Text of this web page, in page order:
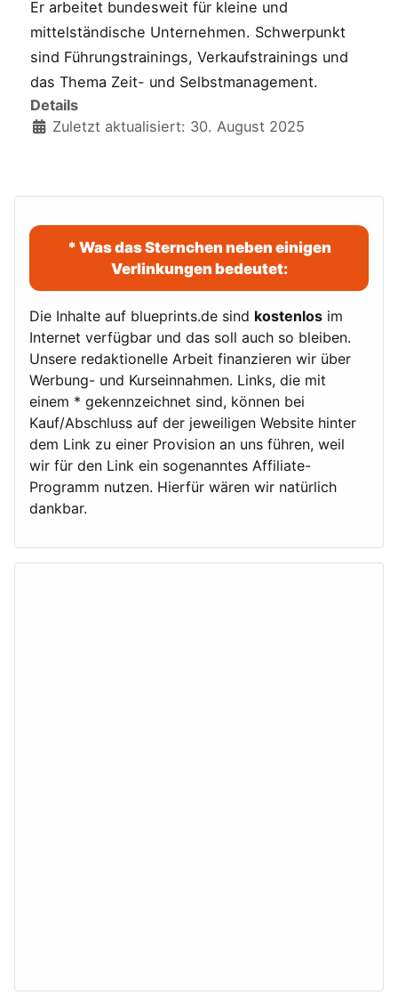
Er arbeitet bundesweit für kleine und
mittelständische Unternehmen. Schwerpunkt
sind Führungstrainings, Verkaufstrainings und
das Thema Zeit- und Selbstmanagement.
Details
Zuletzt aktualisiert: 30. August 2025
* Was das Sternchen neben einigen
Verlinkungen bedeutet:
Die Inhalte auf blueprints.de sind kostenlos im
Internet verfügbar und das soll auch so bleiben.
Unsere redaktionelle Arbeit finanzieren wir über
Werbung- und Kurseinnahmen. Links, die mit
einem * gekennzeichnet sind, können bei
Kauf/Abschluss auf der jeweiligen Website hinter
dem Link zu einer Provision an uns führen, weil
wir für den Link ein sogenanntes Affiliate-
Programm nutzen. Hierfür wären wir natürlich
dankbar.